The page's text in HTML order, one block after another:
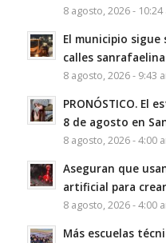
8 agosto, 2026 - 10:24
El municipio sigue
calles
8 agosto, 2026 - 9:43
PRONÓSTICO. El
8 de agosto en
8 agosto, 2026 - 4:00
Aseguran que
artificial para
8 agosto, 2026 - 4:00
Más escuelas